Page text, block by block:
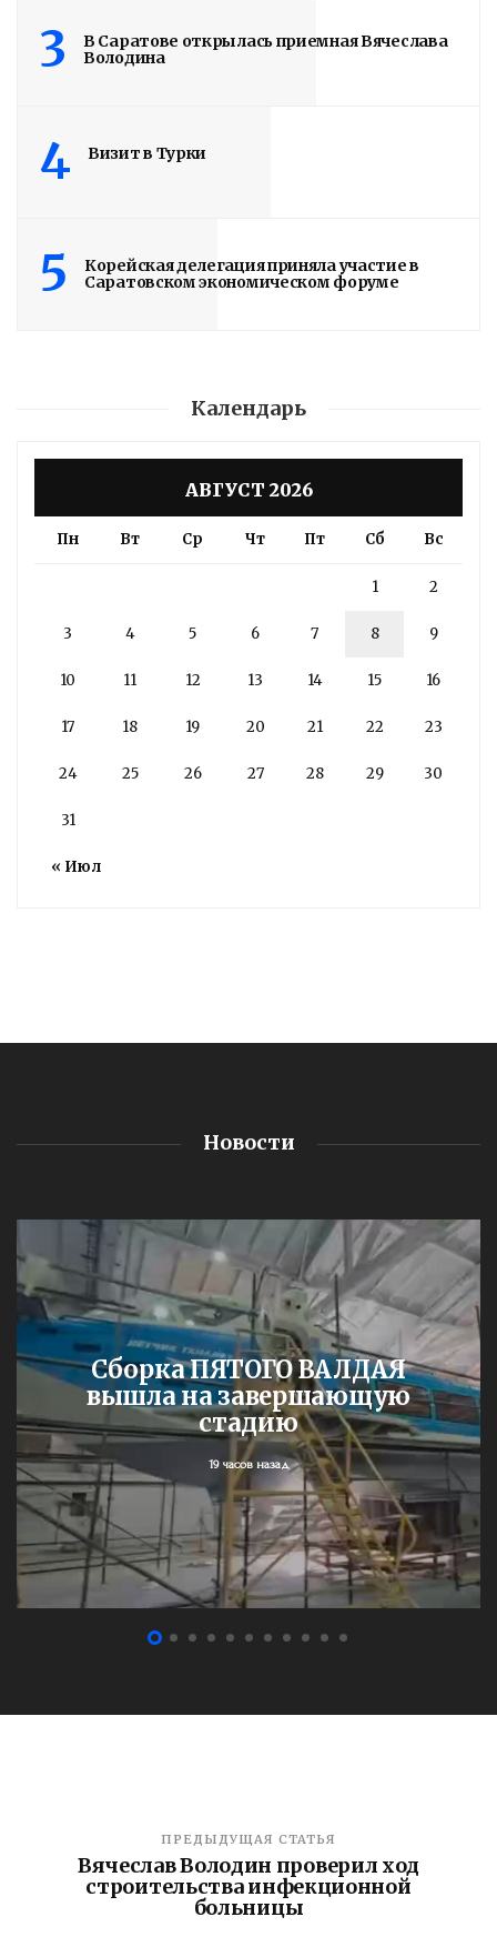
3
В Саратове открылась приемная Вячеслава
Володина
4 Визит в Турки
5
Корейская делегация приняла участие в
Саратовском экономическом форуме
Календарь
АВГУСТ 2026
Пн Вт Ср Чт Пт Сб Вс
« Июл
1 2
3 4 5 6 7 8 9
10 11 12 13 14 15 16
17 18 19 20 21 22 23
24 25 26 27 28 29 30
31
Новости
Сборка ПЯТОГО ВАЛДАЯ
вышла на завершающую
стадию
19 часов назад
ПРЕДЫДУЩАЯ СТАТЬЯ
Вячеслав Володин проверил ход
строительства инфекционной
больницы
ЗАВЕРШЕНЫ
4 дня назад
Read More